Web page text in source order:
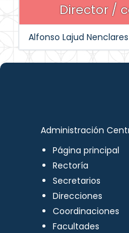
Director /
Alfonso Lajud Nenclares
Administración
Página principal
Rectoría
Secretarios
Direcciones
Coordinaciones
Facultades